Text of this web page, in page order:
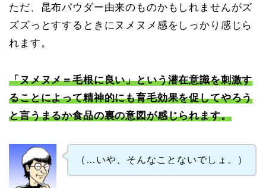
ただ、昆布パウダー由来のものかもしれませんがズ
ズズっとすするときにヌメヌメ感をしっかり感じら
れます。
「ヌメヌメ＝毛根に良い」という潜在意識を刺激す
ることによって精神的にも育毛効果を促してやろう
と言うまるか食品の裏の意図が感じられます。
（…いや、そんなことないでしょ。）